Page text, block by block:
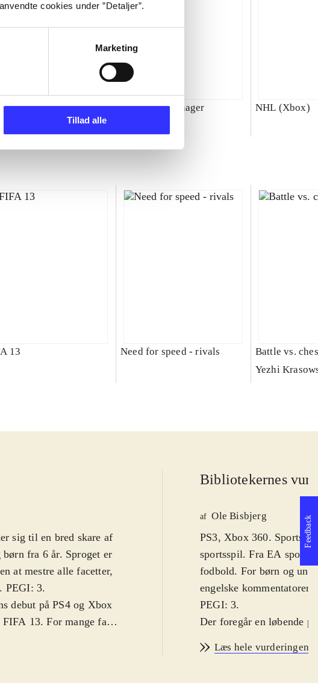
cookies under ”Detaljer”.
Marketing
Tillad alle
2000 : SBK
Total club manager NHL (Xbox)
13 Need for speed - rivals
Battle vs.
Yezhi
sig til en bred skare af
fra 6 år. Sproget er
at mestre alle facetter,
PEGI: 3.
debut på PS4 og Xbox
13. For mange fans
navne og sæson-trøjer.
Bibliotekernes
af Ole Bisbjerg
PS3, Xbox 360.
sportsspil. Fra EA sports
fodbold. For børn og
engelske
PEGI: 3.
Der foregår en løbende
grundlæggende
Læs hele vurderingen
Feedback